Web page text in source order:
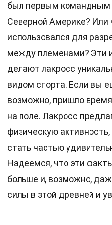
был первым командным
Северной Америке? Или
использовался для
между племенами? Эти
делают лакросс
видом спорта. Если вы
возможно, пришло
на поле. Лакросс
физическую
стать частью
Надеемся, что эти
больше и, возможно,
силы в этой древней и